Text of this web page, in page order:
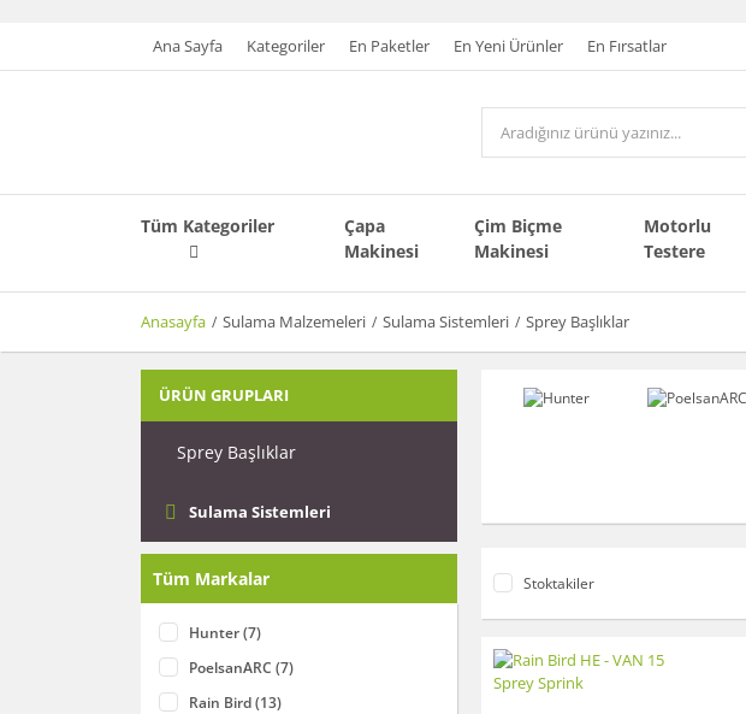
Ana Sayfa Kategoriler En Paketler En Yeni Ürünler En Fırsatlar
Tüm Kategoriler
Çapa
Makinesi
Çim Biçme
Makinesi
Motorlu
Testere
Anasayfa Sulama Malzemeleri Sulama Sistemleri Sprey Başlıklar
ÜRÜN GRUPLARI
Sprey Başlıklar
Sulama Sistemleri
Tüm Markalar
Hunter (7)
PoelsanARC (7)
Rain Bird (13)
Stoktakiler